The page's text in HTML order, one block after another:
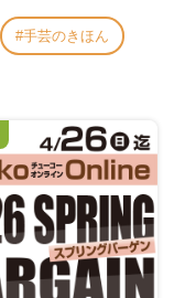
手芸のきほん